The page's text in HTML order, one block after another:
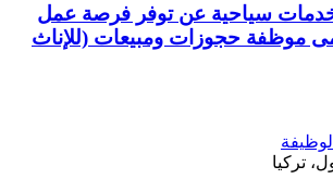
سياحية عن توفر فرصة عمل
موظفة حجوزات ومبيعات (للإناث
تركيا